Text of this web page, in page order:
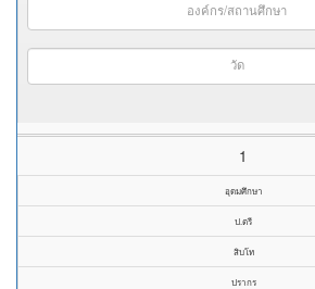
องค์กร/สถานศึกษา
วัด
1
อุดมศึกษา
ป.ตรี
สิบโท
ปรากร